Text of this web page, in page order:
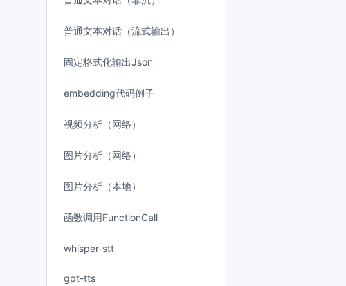
普通文本对话（流式输出）
固定格式化输出Json
embedding代码例子
视频分析（网络）
图片分析（网络）
图片分析（本地）
函数调用FunctionCall
whisper-stt
gpt-tts